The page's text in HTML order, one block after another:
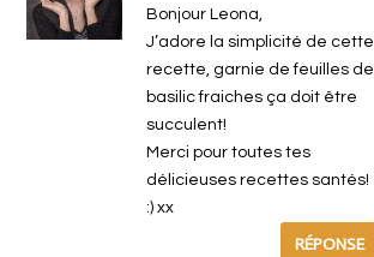
Bonjour Leona,
J’adore la simplicité de cette
recette, garnie de feuilles de
basilic fraiches ça doit être
succulent!
Merci pour toutes tes
délicieuses recettes santés!
:) xx
RÉPONSE